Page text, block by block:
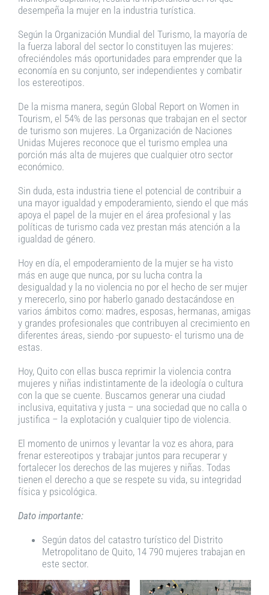
desempeña la mujer en la industria turística.
Según la Organización Mundial del Turismo, la mayoría de
la fuerza laboral del sector lo constituyen las mujeres:
ofreciéndoles más oportunidades para emprender que la
economía en su conjunto, ser independientes y combatir
los estereotipos.
De la misma manera, según Global Report on Women in
Tourism, el 54% de las personas que trabajan en el sector
de turismo son mujeres. La Organización de Naciones
Unidas Mujeres reconoce que el turismo emplea una
porción más alta de mujeres que cualquier otro sector
económico.
Sin duda, esta industria tiene el potencial de contribuir a
una mayor igualdad y empoderamiento, siendo el que más
apoya el papel de la mujer en el área profesional y las
políticas de turismo cada vez prestan más atención a la
igualdad de género.
Hoy en día, el empoderamiento de la mujer se ha visto
más en auge que nunca, por su lucha contra la
desigualdad y la no violencia no por el hecho de ser mujer
y merecerlo, sino por haberlo ganado destacándose en
varios ámbitos como: madres, esposas, hermanas, amigas
y grandes profesionales que contribuyen al crecimiento en
diferentes áreas, siendo -por supuesto- el turismo una de
estas.
Hoy, Quito con ellas busca reprimir la violencia contra
mujeres y niñas indistintamente de la ideología o cultura
con la que se cuente. Buscamos generar una ciudad
inclusiva, equitativa y justa – una sociedad que no calla o
justifica – la explotación y cualquier tipo de violencia.
El momento de unirnos y levantar la voz es ahora, para
frenar estereotipos y trabajar juntos para recuperar y
fortalecer los derechos de las mujeres y niñas. Todas
tienen el derecho a que se respete su vida, su integridad
física y psicológica.
Dato importante:
Según datos del catastro turístico del Distrito
Metropolitano de Quito, 14 790 mujeres trabajan en
este sector.